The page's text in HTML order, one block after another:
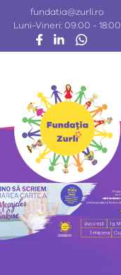
fundatia@zurli.ro
Luni-Vineri: 09:00 - 18:00